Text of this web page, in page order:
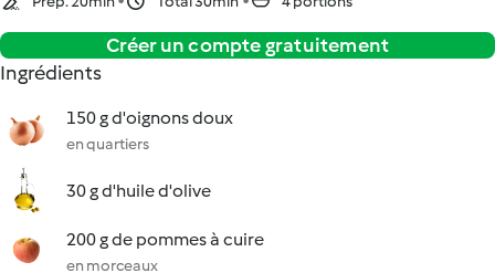
Créer un compte gratuitement
Ingrédients
150 g d'oignons doux
en quartiers
30 g d'huile d'olive
200 g de pommes à cuire
en morceaux